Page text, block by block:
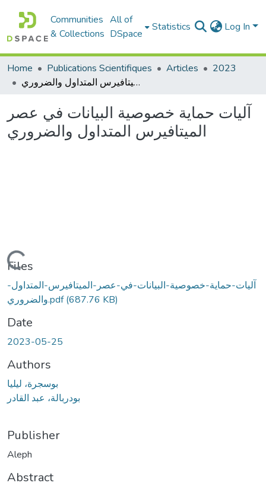
Communities
& Collections
All of
DSpace
Statistics Log In
Home Publications Scientifiques Articles
2023
آليات حماية خصوصية البيانات في عصر الميتافيرس المتداول والضروري
آليات حماية خصوصية البيانات في عصر
الميتافيرس المتداول والضروري
Loading...
Files
آليات-حماية-خصوصية-البيانات-في-عصر-الميتافيرس-المتداول-
والضروري.pdf(687.76 KB)
Date
2023-05-25
Authors
بوسجرة، ليليا
بودربالة، عبد القادر
Publisher
Aleph
Abstract